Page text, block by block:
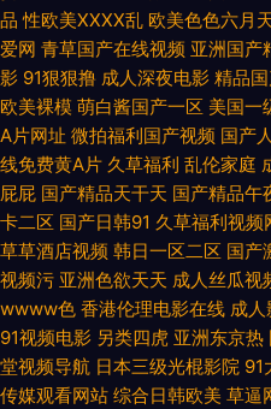
亚成人网 污视频下载网站 亚洲91视
色色一区二区 超碰97自拍 东方av无
色 日韩精品短片 婷婷五月天成人 伊
友TV 欧美青青久久 香蕉伊人 2026
品久久入 人人超碰在线 伪娘自慰网
无码福利 久草视频资源站 欧美国产
碰总站 超碰豆花91 韩国av网址网站
品 性欧美ⅩⅩⅩⅩ乱 欧美色色六月
爱网 青草国产在线视频 亚洲国产
影 91狠狠撸 成人深夜电影 精品
欧美裸模 萌白酱国产一区 美国一
A片网址 微拍福利国产视频 国产
线免费黄A片 久草福利 乱伦家庭
屁屁 国产精品天干天 国产精品午
卡二区 国产日韩91 久草福利视频
草草酒店视频 韩日一区二区 国产
视频污 亚洲色欲天天 成人丝瓜视
wwww色 香港伦理电影在线 成
91视频电影 另类四虎 亚洲东京热
堂视频导航 日本三级光棍影院 91
传媒观看网站 综合日韩欧美 草逼